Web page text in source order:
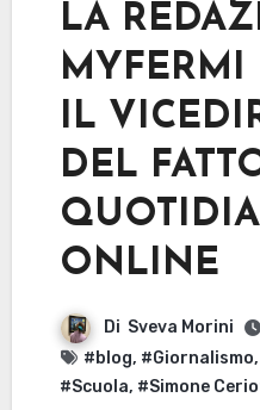
LA
MYFERMI
IL
DEL
ONLINE
Di Sveva Morini
#blog, #Giornalismo,
#Scuola, #Simone